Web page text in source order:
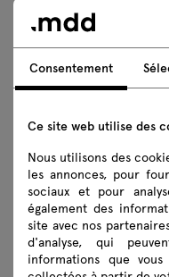
Consentement
Ce site web utilise des
Nous utilisons des
les annonces, pour
sociaux et pour
également des
site avec nos
d'analyse, qui
informations que